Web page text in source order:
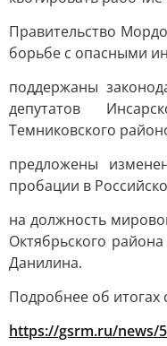
Правительство
борьбе с опасными
поддержаны
депутатов
Темниковского
предложены
пробации в
на должность
Октябрьского
Данилина.
Подробнее об итогах
https://gsrm.ru/news/